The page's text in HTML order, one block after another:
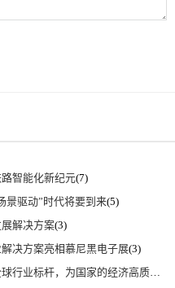
智能化新纪元(7)
景驱动”时代将要到来(5)
解决方案(3)
决方案亮相慕尼黑电子展(3)
展贡献更大力量|上海电气集团党委书记、董事长吴磊来访